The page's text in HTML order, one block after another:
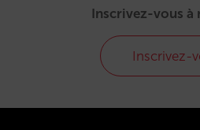
Inscrivez-vous à
Inscrivez-